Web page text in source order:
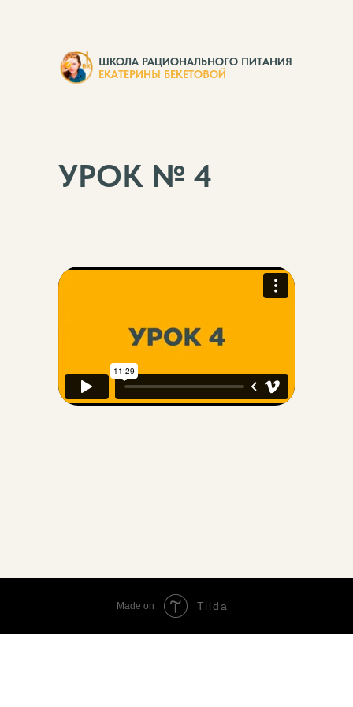
УРОК № 4
ШКОЛА РАЦИОНАЛЬНОГО ПИТАНИЯ
ЕКАТЕРИНЫ БЕКЕТОВОЙ
Made on Tilda